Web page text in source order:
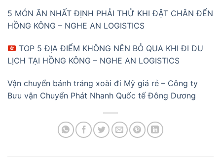
5 MÓN ĂN NHẤT ĐỊNH PHẢI THỬ KHI ĐẶT CHÂN ĐẾN
HỒNG KÔNG – NGHE AN LOGISTICS
TOP 5 ĐỊA ĐIỂM KHÔNG NÊN BỎ QUA KHI ĐI DU
LỊCH TẠI HỒNG KÔNG – NGHE AN LOGISTICS
Vận chuyển bánh tráng xoài đi Mỹ giá rẻ – Công ty
Bưu vận Chuyển Phát Nhanh Quốc tế Đông Dương